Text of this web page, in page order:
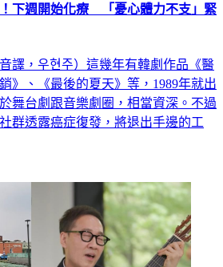
下週開始化療 「憂心體力不支」緊
譯，우현주）這幾年有韓劇作品《醫
》、《最後的夏天》等，1989年就出
舞台劇跟音樂劇圈，相當資深。不過
群透露癌症復發，將退出手邊的工